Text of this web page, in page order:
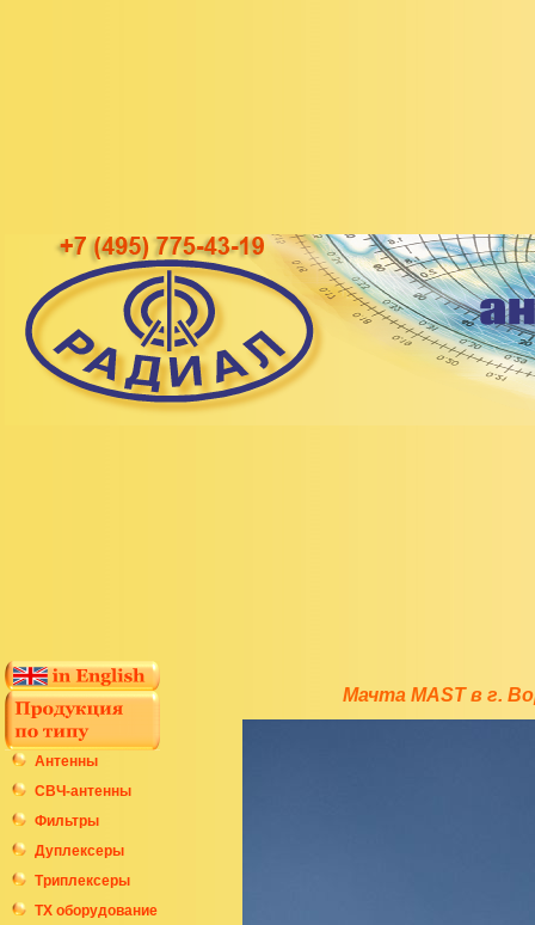
Антенны
СВЧ-антенны
Фильтры
Дуплексеры
Триплексеры
ТХ оборудование
Мачта MAST в г.